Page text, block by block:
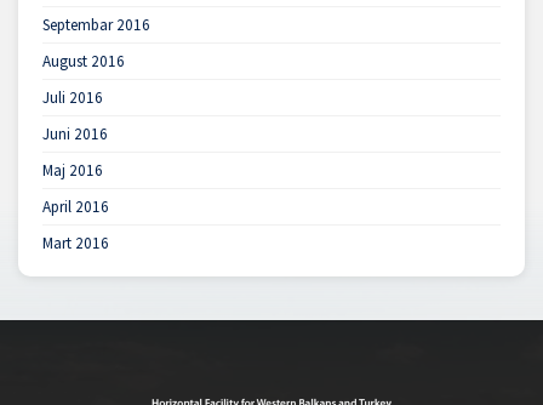
Septembar 2016
August 2016
Juli 2016
Juni 2016
Maj 2016
April 2016
Mart 2016